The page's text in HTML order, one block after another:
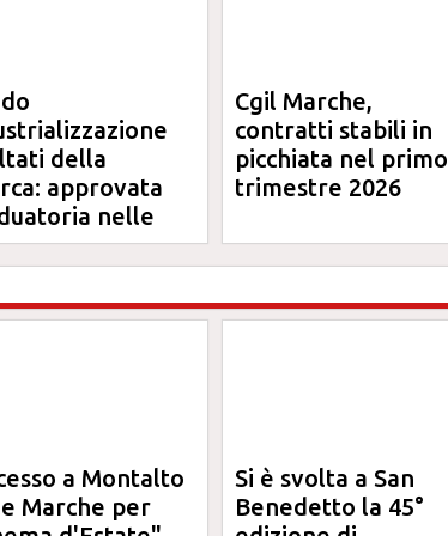
della
approvata
nelle
Cgil Marche,
contratti stabili in
picchiata nel primo
trimestre 2026
a Montalto
Marche per
Si è svolta a San
Benedetto la 45°